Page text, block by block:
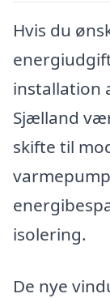
Hvis du
installation
Sjælland
skifte til
isolering.
De nye